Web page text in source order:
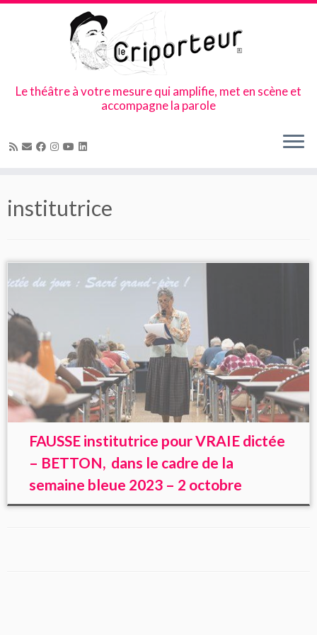
to
content
Le théâtre à votre mesure qui amplifie, met en scène et
accompagne la parole
institutrice
FAUSSE institutrice pour VRAIE dictée
– BETTON, dans le cadre de la
semaine bleue 2023 – 2 octobre